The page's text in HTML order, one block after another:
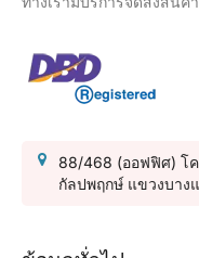
88/468 (ออฟฟิศ) โ
กัลปพฤกษ์ แขวงบาง